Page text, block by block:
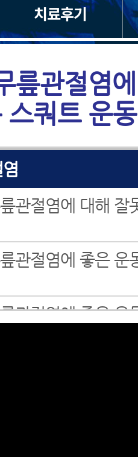
치료후기
릎관절염
스쿼트 운동
보
관절염에 대해 잘
관절염에 좋은 운
관절염에 좋은 운